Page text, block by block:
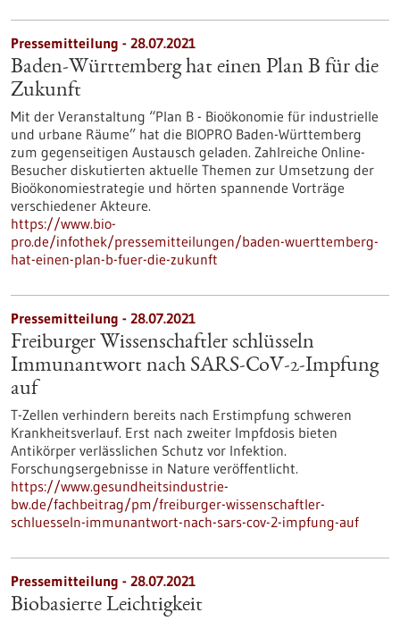
Pressemitteilung - 28.07.2021
Baden-Württemberg hat einen Plan B für die
Zukunft
Mit der Veranstaltung “Plan B - Bioökonomie für industrielle
und urbane Räume” hat die BIOPRO Baden-Württemberg
zum gegenseitigen Austausch geladen. Zahlreiche Online-
Besucher diskutierten aktuelle Themen zur Umsetzung der
Bioökonomiestrategie und hörten spannende Vorträge
verschiedener Akteure.
https://www.bio-
pro.de/infothek/pressemitteilungen/baden-wuerttemberg-
hat-einen-plan-b-fuer-die-zukunft
Pressemitteilung - 28.07.2021
Freiburger Wissenschaftler schlüsseln
Immunantwort nach SARS-CoV-2-Impfung
auf
T-Zellen verhindern bereits nach Erstimpfung schweren
Krankheitsverlauf. Erst nach zweiter Impfdosis bieten
Antikörper verlässlichen Schutz vor Infektion.
Forschungsergebnisse in Nature veröffentlicht.
https://www.gesundheitsindustrie-
bw.de/fachbeitrag/pm/freiburger-wissenschaftler-
schluesseln-immunantwort-nach-sars-cov-2-impfung-auf
Pressemitteilung - 28.07.2021
Biobasierte Leichtigkeit